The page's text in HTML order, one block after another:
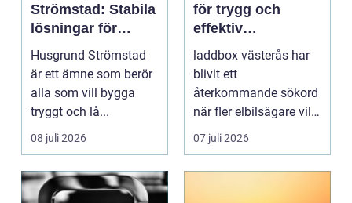
Strömstad: Stabila
lösningar för
boende vid kusten
Husgrund Strömstad
är ett ämne som berör
alla som vill bygga
tryggt och lå...
08 juli 2026
för trygg och
effektiv
hemmaladdning
laddbox västerås har
blivit ett
återkommande sökord
när fler elbilsägare vill
ladda hemma på ett
säk...
07 juli 2026